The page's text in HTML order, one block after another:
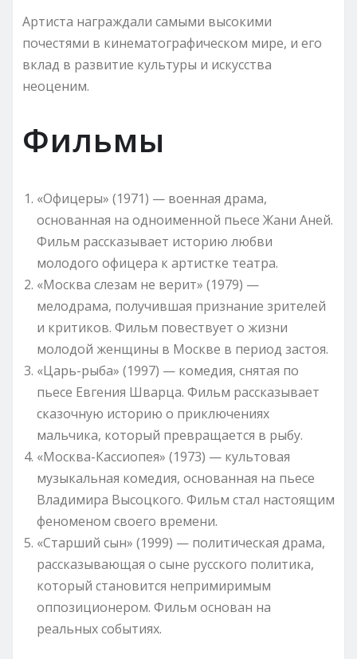
Артиста награждали самыми высокими
почестями в кинематографическом мире, и его
вклад в развитие культуры и искусства
неоценим.
Фильмы
«Офицеры» (1971) — военная драма,
основанная на одноименной пьесе Жани Аней.
Фильм рассказывает историю любви
молодого офицера к артистке театра.
«Москва слезам не верит» (1979) —
мелодрама, получившая признание зрителей
и критиков. Фильм повествует о жизни
молодой женщины в Москве в период застоя.
«Царь-рыба» (1997) — комедия, снятая по
пьесе Евгения Шварца. Фильм рассказывает
сказочную историю о приключениях
мальчика, который превращается в рыбу.
«Москва-Кассиопея» (1973) — культовая
музыкальная комедия, основанная на пьесе
Владимира Высоцкого. Фильм стал настоящим
феноменом своего времени.
«Старший сын» (1999) — политическая драма,
рассказывающая о сыне русского политика,
который становится непримиримым
оппозиционером. Фильм основан на
реальных событиях.